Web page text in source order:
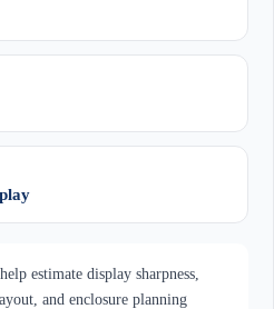
estimate display sharpness,
and enclosure planning